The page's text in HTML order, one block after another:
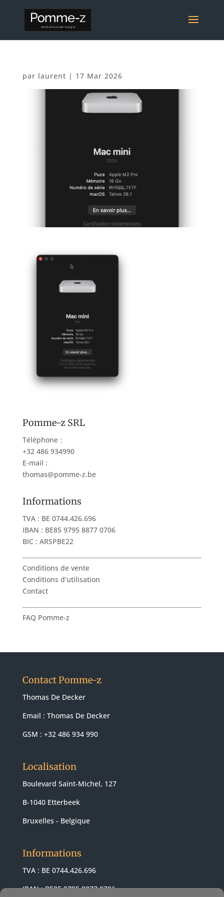
par laurent | 17 Mar 2026
Pomme-z SRL
Téléphone :
+32 486 934990
E-mail :
thomas@pomme-z.be
Informations
TVA : BE 0744.426.696
IBAN : BE85 9795 8877 0706
BIC : ARSPBE22
Conditions de vente
Conditions d’utilisation
Contact
FAQ Pomme-z
Contact Pomme-z
Thomas De Decker
Email : Thomas De Decker
GSM : +32 486 934 990
Localisation
Boulevard Saint-Michel, 127
B-1040 Etterbeek
Bruxelles - Belgique
Informations
TVA : BE 0744.426.696
IBAN : BE85 9795 8877 0706